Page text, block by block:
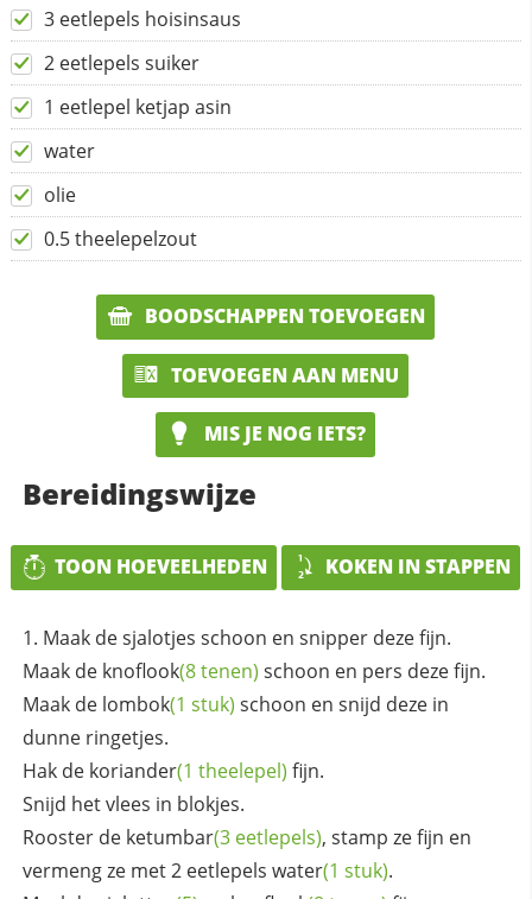
3 eetlepels hoisinsaus
2 eetlepels suiker
1 eetlepel ketjap asin
water
olie
0.5 theelepelzout
BOODSCHAPPEN TOEVOEGEN
TOEVOEGEN AAN MENU
MIS JE NOG IETS?
Bereidingswijze
TOON HOEVEELHEDEN KOKEN IN STAPPEN
Maak de sjalotjes schoon en snipper deze fijn.
Maak de knoflook(8 tenen) schoon en pers deze fijn.
Maak de lombok(1 stuk) schoon en snijd deze in
dunne ringetjes.
Hak de koriander(1 theelepel) fijn.
Snijd het vlees in blokjes.
Rooster de ketumbar(3 eetlepels), stamp ze fijn en
vermeng ze met 2 eetlepels water(1 stuk).